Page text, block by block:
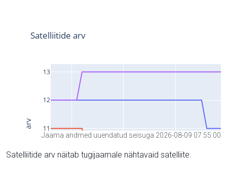
Jaama andmed uuendatud seisuga 2026-08-09 07:55:00
Satelliitide arv näitab tugijaamale nähtavaid satelliite.